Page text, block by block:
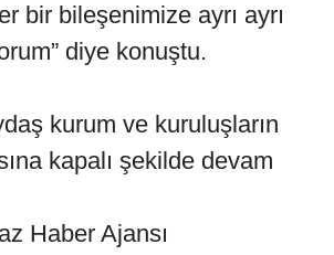
bir bileşenimize ayrı ayrı
diye konuştu.
kurum ve kuruluşların
kapalı şekilde devam
Haber Ajansı